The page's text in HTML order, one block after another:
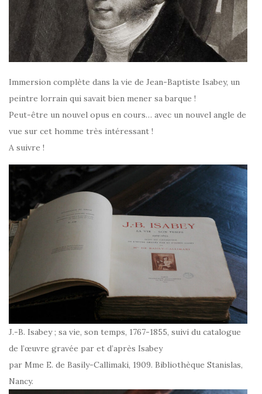
Immersion complète dans la vie de Jean-Baptiste Isabey, un
peintre lorrain qui savait bien mener sa barque !
Peut-être un nouvel opus en cours… avec un nouvel angle de
vue sur cet homme très intéressant !
A suivre !
J.-B. Isabey ; sa vie, son temps, 1767-1855, suivi du catalogue
de l’œuvre gravée par et d’après Isabey
par Mme E. de Basily-Callimaki, 1909. Bibliothèque Stanislas,
Nancy.